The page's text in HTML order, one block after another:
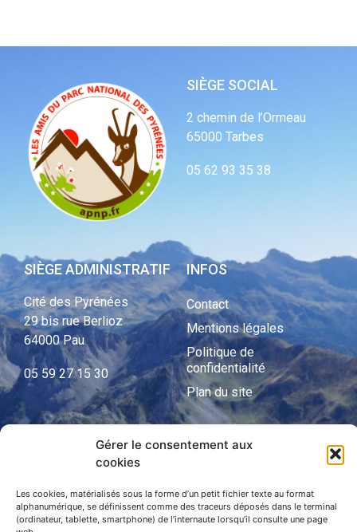
Gérer le consentement aux
cookies
Les cookies, matérialisés sous la forme d’un petit fichier texte au format
alphanumérique, se définissent comme des traceurs déposés dans le terminal
(ordinateur, tablette, smartphone) de l’internaute lorsqu’il consulte une page
SIÈGE SOCIAL
2 chemin de l’Ormeau
65000 Tarbes
05 62 93 35 38
SIÈGE ADMINISTRATIF
Cité des Pyrénées
29 bis rue Berlioz
64000 Pau
05 59 27 15 30
INFOS
Contact
Mentions légales
Politique de
confidentialité
Plan du site
Parc national des Pyrénées